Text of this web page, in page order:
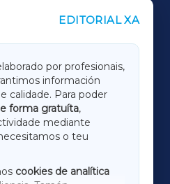
EDITORIAL XA
por profesionais,
información
calidade. Para poder
forma gratuíta,
mediante
o teu
cookies de analítica